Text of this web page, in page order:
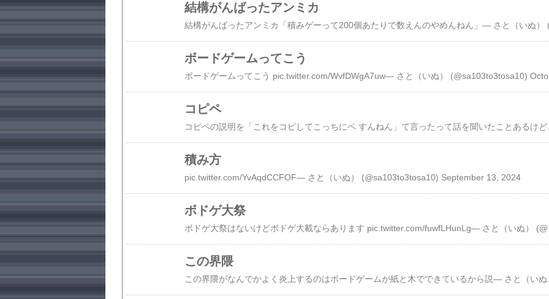
結構がんばったアンミカ
ボードゲームってこう
コピペ
コピペの説明を「これをコピしてこっちにペ すんねん」て言ったって話を聞いたことあ
積み方
pic.twitter.com/YvAqdCCFOF— さと（いぬ） (@sa103to3tosa10) September 13, 2024
ボドゲ大祭
この界隈